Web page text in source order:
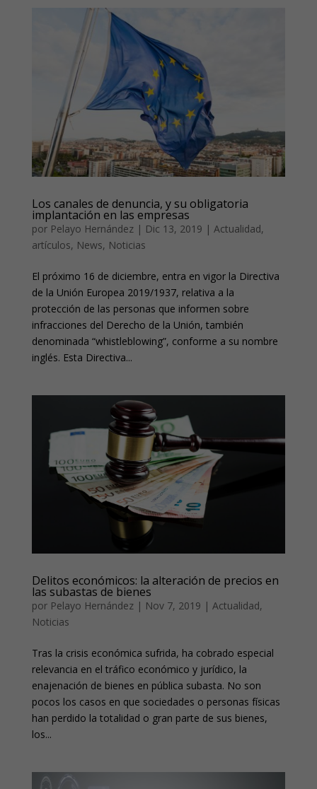
Los canales de denuncia, y su obligatoria
implantación en las empresas
por Pelayo Hernández| Dic 13, 2019 | Actualidad,
artículos, News, Noticias
El próximo 16 de diciembre, entra en vigor la Directiva
de la Unión Europea 2019/1937, relativa a la
protección de las personas que informen sobre
infracciones del Derecho de la Unión, también
denominada “whistleblowing”, conforme a su nombre
inglés. Esta Directiva...
Delitos económicos: la alteración de precios en
las subastas de bienes
por Pelayo Hernández| Nov 7, 2019 | Actualidad,
Noticias
Tras la crisis económica sufrida, ha cobrado especial
relevancia en el tráfico económico y jurídico, la
enajenación de bienes en pública subasta. No son
pocos los casos en que sociedades o personas físicas
han perdido la totalidad o gran parte de sus bienes,
los...